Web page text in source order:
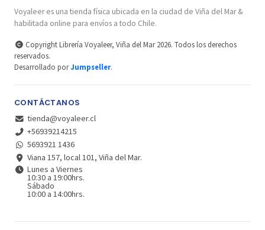
Voyaleer es una tienda física ubicada en la ciudad de Viña del Mar &
habilitada online para envíos a todo Chile.
Copyright Librería Voyaleer, Viña del Mar 2026. Todos los derechos
reservados.
Desarrollado porJumpseller.
CONTÁCTANOS
tienda@voyaleer.cl
+56939214215
5693921 1436
Viana 157, local 101, Viña del Mar.
Lunes a Viernes
10:30 a 19:00hrs.
Sábado
10:00 a 14:00hrs.